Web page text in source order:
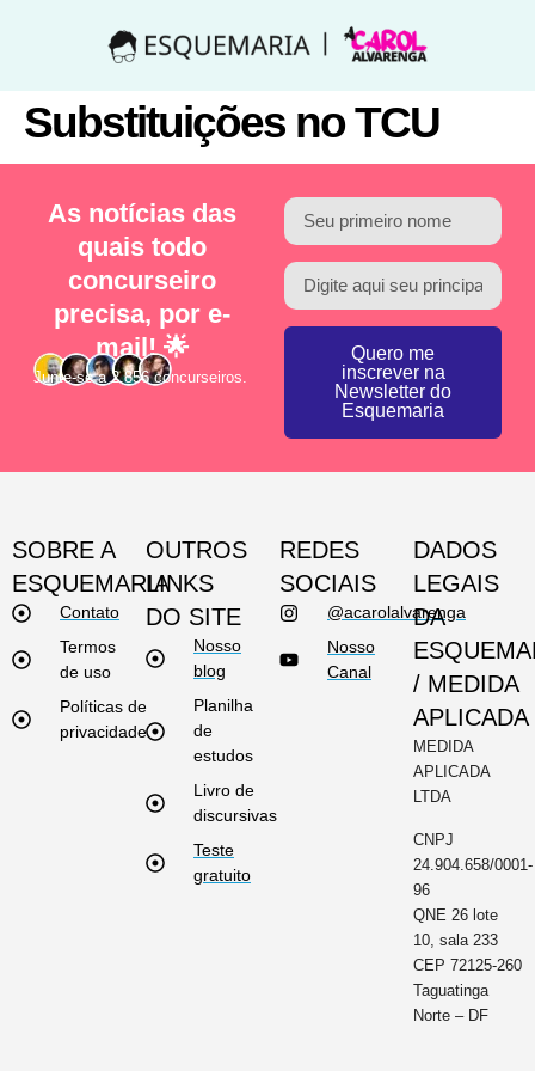
Substituições no TCU
As notícias das
quais todo
concurseiro
precisa, por e-
mail! 🌟
Junte-se a 2.856 concurseiros.
Quero me
inscrever na
Newsletter do
Esquemaria
SOBRE A
ESQUEMARIA
Contato
Termos
de uso
Políticas de
privacidade
OUTROS
LINKS
DO SITE
Nosso
blog
Planilha
de
estudos
Livro de
discursivas
Teste
gratuito
REDES
SOCIAIS
@acarolalvarenga
Nosso
Canal
DADOS
LEGAIS
DA
/ MEDIDA
APLICADA
MEDIDA
APLICADA
LTDA
CNPJ
24.904.658/0001-
96
QNE 26 lote
10, sala 233
CEP 72125-260
Taguatinga
Norte – DF